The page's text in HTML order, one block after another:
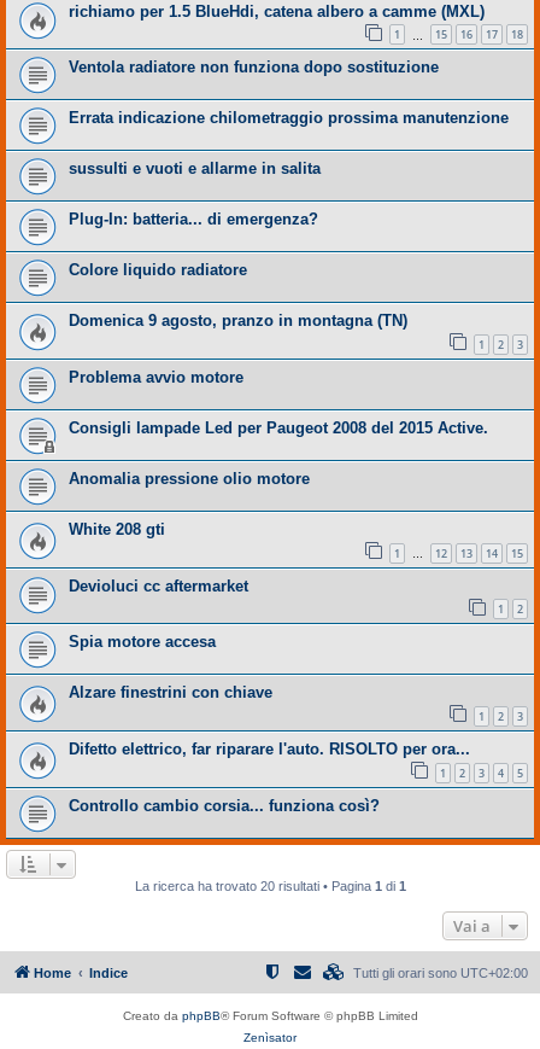
richiamo per 1.5 BlueHdi, catena albero a camme (MXL)
1 15 16 17 18
Ventola radiatore non funziona dopo sostituzione
Errata indicazione chilometraggio prossima manutenzione
sussulti e vuoti e allarme in salita
Plug-In: batteria... di emergenza?
Colore liquido radiatore
Domenica 9 agosto, pranzo in montagna (TN)
1 2 3
Problema avvio motore
Consigli lampade Led per Paugeot 2008 del 2015 Active.
Anomalia pressione olio motore
White 208 gti
1 … 12 13 14 15
Devioluci cc aftermarket
1 2
Spia motore accesa
Alzare finestrini con chiave
1 2 3
Difetto elettrico, far riparare l'auto. RISOLTO per ora...
1 2 3 4 5
Controllo cambio corsia... funziona così?
La ricerca ha trovato 20 risultati • Pagina 1 di 1
Vai a
Home Indice Tutti gli orari sono UTC+02:00
Creato da phpBB® Forum Software © phpBB Limited
Zenìsator